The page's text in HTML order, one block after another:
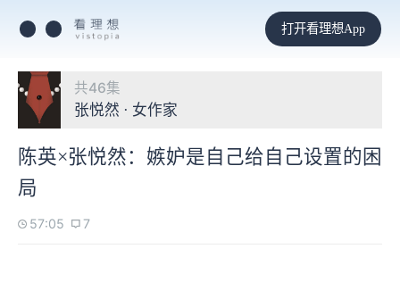
打开看理想App
共46集
张悦然 · 女作家
陈英×张悦然：嫉妒是自己给自己设置的困
局
57:05 7